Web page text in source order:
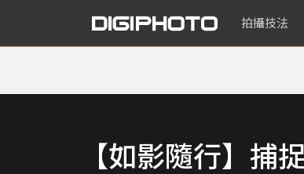
拍攝技法
【如影隨行】捕